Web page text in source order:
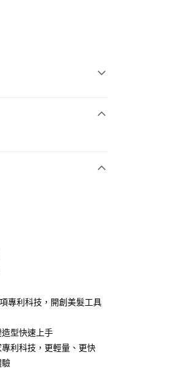
的支付方式。 讓您購物簡單
值。
費
專利科技，開創美髮工具
造型快速上手
利科技，更輕量、更快
驗